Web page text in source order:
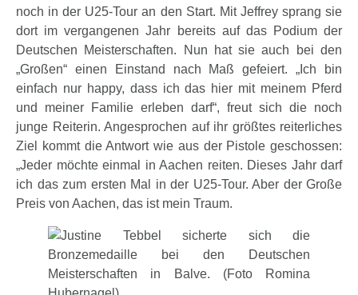
noch in der U25-Tour an den Start. Mit Jeffrey sprang sie
dort im vergangenen Jahr bereits auf das Podium der
Deutschen Meisterschaften. Nun hat sie auch bei den
„Großen“ einen Einstand nach Maß gefeiert. „Ich bin
einfach nur happy, dass ich das hier mit meinem Pferd
und meiner Familie erleben darf“, freut sich die noch
junge Reiterin. Angesprochen auf ihr größtes reiterliches
Ziel kommt die Antwort wie aus der Pistole geschossen:
„Jeder möchte einmal in Aachen reiten. Dieses Jahr darf
ich das zum ersten Mal in der U25-Tour. Aber der Große
Preis von Aachen, das ist mein Traum.